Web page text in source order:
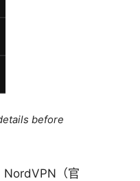
before
NordVPN（官